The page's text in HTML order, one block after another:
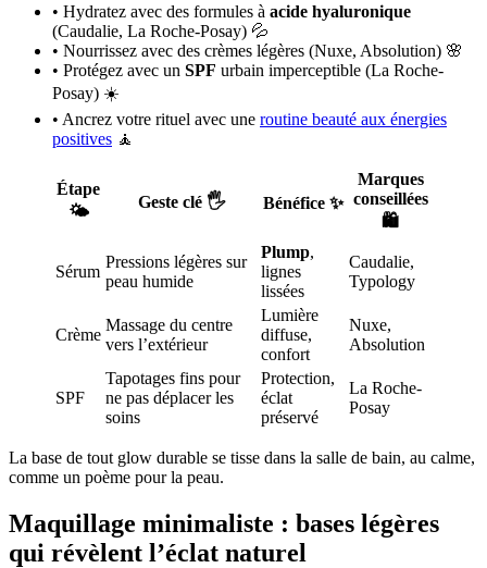
• Hydratez avec des formules à acide hyaluronique
(Caudalie, La Roche-Posay) 💦
• Nourrissez avec des crèmes légères (Nuxe, Absolution) 🌸
• Protégez avec un SPF urbain imperceptible (La Roche-
Posay) ☀️
• Ancrez votre rituel avec une routine beauté aux énergies
positives 🧘
Étape
🌤️
Geste clé 🖐️ Bénéfice ✨
Marques
conseillées
🛍️
Sérum
Pressions légères sur
peau humide
Plump,
lignes
lissées
Caudalie,
Typology
Crème
Massage du centre
vers l’extérieur
Lumière
diffuse,
confort
Nuxe,
Absolution
SPF
Tapotages fins pour
ne pas déplacer les
soins
Protection,
éclat
préservé
La Roche-
Posay
La base de tout glow durable se tisse dans la salle de bain, au calme,
comme un poème pour la peau.
Maquillage minimaliste : bases légères
qui révèlent l’éclat naturel